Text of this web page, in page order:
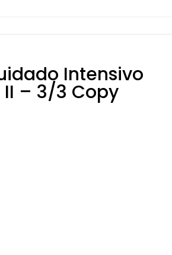
Intensivo
– 3/3 Copy